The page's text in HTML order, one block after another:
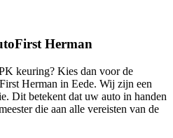
Herman
keuring? Kies dan voor de
Herman in Eede. Wij zijn een
Dit betekent dat uw auto in handen
die aan alle vereisten van de